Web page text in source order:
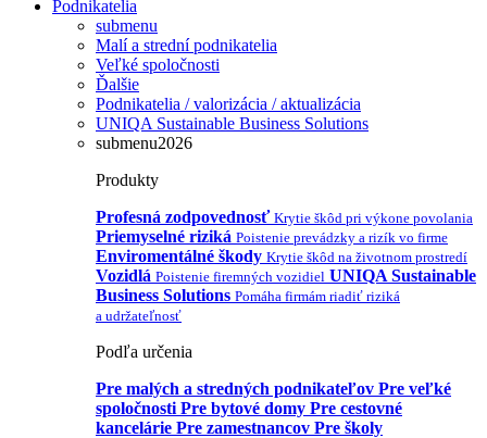
Podnikatelia
submenu
Malí a strední podnikatelia
Veľké spoločnosti
Ďalšie
Podnikatelia / valorizácia / aktualizácia
UNIQA Sustainable Business Solutions
submenu2026
Produkty
Profesná zodpovednosť Krytie škôd pri výkone povolania
Priemyselné riziká Poistenie prevádzky a rizík vo firme
Enviromentálné škody Krytie škôd na životnom prostredí
Vozidlá Poistenie firemných vozidiel UNIQA Sustainable
Business Solutions Pomáha firmám riadiť riziká
a udržateľnosť
Podľa určenia
Pre malých a stredných podnikateľov Pre veľké
spoločnosti Pre bytové domy Pre cestovné
kancelárie Pre zamestnancov Pre školy